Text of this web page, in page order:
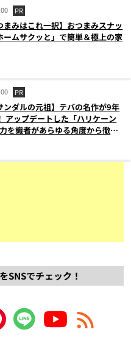
PR
まみはこれ一択】おつまみスナッ
ームサクッと」で簡単＆極上の家
PR
ンダルの元祖】テバの名作が9年
アップデートした「ハリケーン
を識者があらゆる角度から徹底
SNSでチェック！